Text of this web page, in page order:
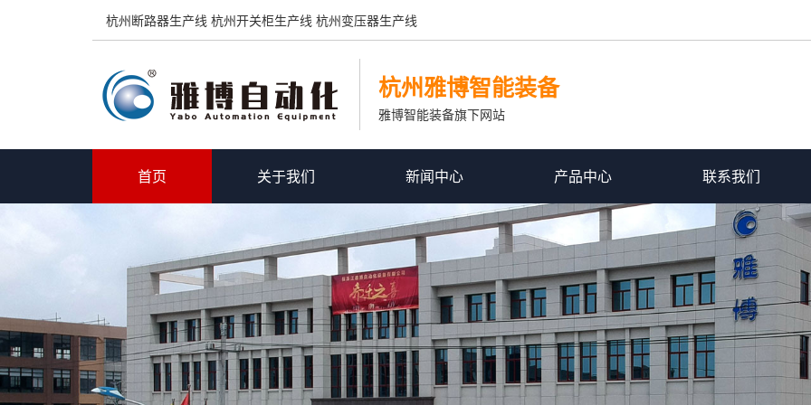
杭州断路器生产线 杭州开关柜生产线 杭州变压器生产线
杭州雅博智能装备
雅博智能装备旗下网站
首页 关于我们 新闻中心 产品中心 联系我们